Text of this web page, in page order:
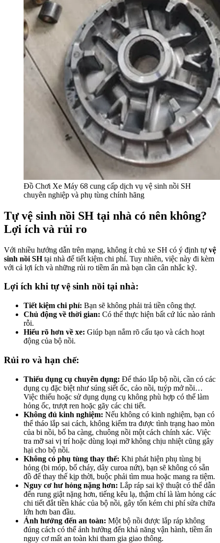
Đồ Chơi Xe Máy 68 cung cấp dịch vụ vệ sinh nồi SH
chuyên nghiệp và phụ tùng chính hãng
Tự vệ sinh nồi SH tại nhà có nên không?
Lợi ích và rủi ro
Với nhiều hướng dẫn trên mạng, không ít chủ xe SH có ý định tự vệ
sinh nồi SHtại nhà để tiết kiệm chi phí. Tuy nhiên, việc này đi kèm
với cả lợi ích và những rủi ro tiềm ẩn mà bạn cần cân nhắc kỹ.
Lợi ích khi tự vệ sinh nồi tại nhà:
Tiết kiệm chi phí: Bạn sẽ không phải trả tiền công thợ.
Chủ động về thời gian: Có thể thực hiện bất cứ lúc nào rảnh
rỗi.
Hiểu rõ hơn về xe: Giúp bạn nắm rõ cấu tạo và cách hoạt
động của bộ nồi.
Rủi ro và hạn chế:
Thiếu dụng cụ chuyên dụng: Để tháo lắp bộ nồi, cần có các
dụng cụ đặc biệt như súng siết ốc, cảo nồi, tuýp mở nồi…
Việc thiếu hoặc sử dụng dụng cụ không phù hợp có thể làm
hỏng ốc, trượt ren hoặc gãy các chi tiết.
Không đủ kinh nghiệm: Nếu không có kinh nghiệm, bạn có
thể tháo lắp sai cách, không kiểm tra được tình trạng hao mòn
của bi nồi, bố ba càng, chuông nồi một cách chính xác. Việc
tra mỡ sai vị trí hoặc dùng loại mỡ không chịu nhiệt cũng gây
hại cho bộ nồi.
Không có phụ tùng thay thế: Khi phát hiện phụ tùng bị
hỏng (bi móp, bố cháy, dây curoa nứt), bạn sẽ không có sẵn
đồ để thay thế kịp thời, buộc phải tìm mua hoặc mang ra tiệm.
Nguy cơ hư hỏng nặng hơn: Lắp ráp sai kỹ thuật có thể dẫn
đến rung giật nặng hơn, tiếng kêu lạ, thậm chí là làm hỏng các
chi tiết đắt tiền khác của bộ nồi, gây tốn kém chi phí sửa chữa
lớn hơn ban đầu.
Ảnh hưởng đến an toàn: Một bộ nồi được lắp ráp không
đúng cách có thể ảnh hưởng đến khả năng vận hành, tiềm ẩn
nguy cơ mất an toàn khi tham gia giao thông.